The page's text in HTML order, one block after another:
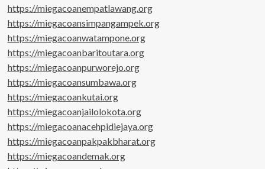
https://miegacoanempatlawang.org
https://miegacoansimpangampek.org
https://miegacoanwatampone.org
https://miegacoanbaritoutara.org
https://miegacoanpurworejo.org
https://miegacoansumbawa.org
https://miegacoankutai.org
https://miegacoanjailolokota.org
https://miegacoanacehpidiejaya.org
https://miegacoanpakpakbharat.org
https://miegacoandemak.org